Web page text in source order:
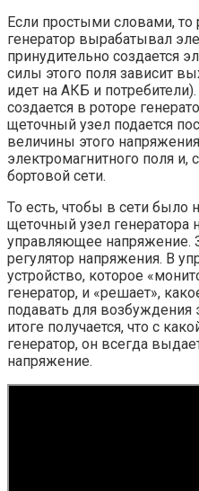
Если простыми словами, то
генератор вырабатывал
принудительно создается
силы этого поля зависит
идет на АКБ и
создается в роторе
щеточный узел подается
величины этого
электромагнитного поля и,
бортовой сети.
То есть, чтобы в сети было
щеточный узел генератора
управляющее напряжение.
регулятор напряжения. В
устройство, которое
генератор, и «решает»,
подавать для возбуждения
итоге получается, что с
генератор, он всегда
напряжение.